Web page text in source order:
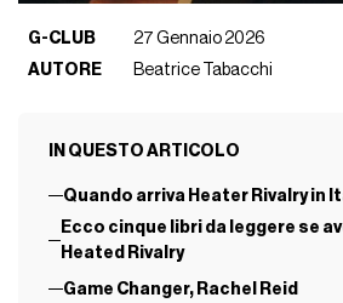
G-CLUB
27 Gennaio 2026
AUTORE
Beatrice Tabacchi
IN QUESTO ARTICOLO
Quando arriva Heater Rivalry in
Ecco cinque libri da leggere se
Heated Rivalry
Game Changer, Rachel Reid